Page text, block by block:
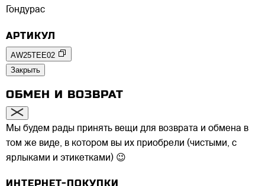
Гондурас
АРТИКУЛ
AW25TEE02
Закрыть
ОБМЕН И ВОЗВРАТ
Мы будем рады принять вещи для возврата и обмена в
том же виде, в котором вы их приобрели (чистыми, с
ярлыками и этикетками) 😉
ИНТЕРНЕТ-ПОКУПКИ